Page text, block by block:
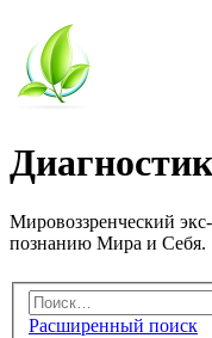
Мировоззренческий
познанию Мира и Себя.
Расширенный поиск